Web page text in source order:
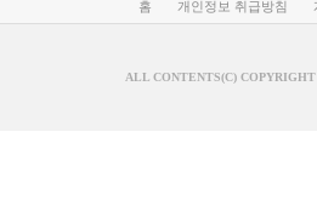
홈 개인정보 취급방침
ALL CONTENTS(C)